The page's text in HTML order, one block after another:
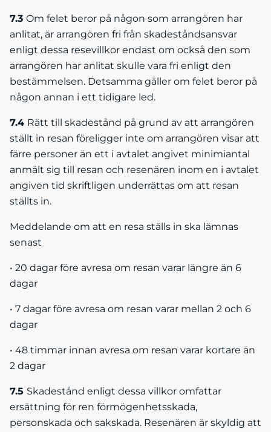
7.3 Om felet beror på någon som arrangören har
anlitat, är arrangören fri från skadeståndsansvar
enligt dessa resevillkor endast om också den som
arrangören har anlitat skulle vara fri enligt den
bestämmelsen. Detsamma gäller om felet beror på
någon annan i ett tidigare led.
7.4 Rätt till skadestånd på grund av att arrangören
ställt in resan föreligger inte om arrangören visar att
färre personer än ett i avtalet angivet minimiantal
anmält sig till resan och resenären inom en i avtalet
angiven tid skriftligen underrättas om att resan
ställts in.
Meddelande om att en resa ställs in ska lämnas
senast
• 20 dagar före avresa om resan varar längre än 6
dagar
• 7 dagar före avresa om resan varar mellan 2 och 6
dagar
• 48 timmar innan avresa om resan varar kortare än
2 dagar
7.5 Skadestånd enligt dessa villkor omfattar
ersättning för ren förmögenhetsskada,
personskada och sakskada. Resenären är skyldig att